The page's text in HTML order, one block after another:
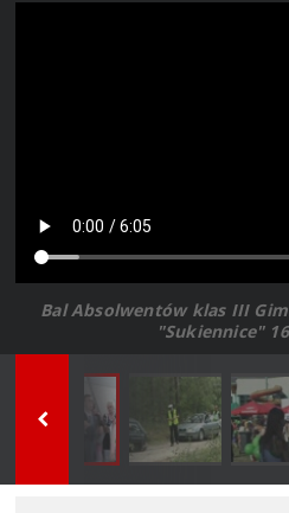
Bal Absolwentów klas III
"Sukiennice"